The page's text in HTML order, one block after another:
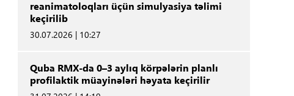
reanimatoloqları üçün simulyasiya təlimi
keçirilib
30.07.2026 | 10:27
Quba RMX-da 0–3 aylıq körpələrin planlı
profilaktik müayinələri həyata keçirilir